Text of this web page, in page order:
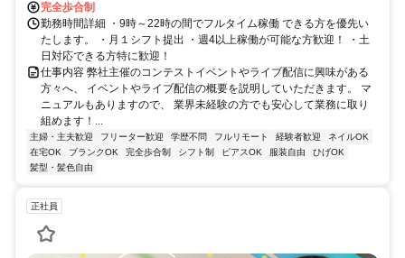
完全歩合制
勤務時間詳細 ・9時～22時の間でフルタイム稼働 できる方を優先い
たします。 ・月１シフト提出 ・週4以上稼働が可能な方歓迎！ ・土
日対応できる方特に歓迎！
仕事内容 弊社主催のコンテストイベントやライブ配信に興味がある
方々へ、 イベントやライブ配信の概要を説明していただきます。 マ
ニュアルもありますので、 業界未経験の方でも安心して業務に取り
組めます！...
主婦・主夫歓迎 フリーター歓迎 学歴不問 フルリモート 経験者歓迎
ネイルOK
在宅OK
ブランクOK 完全歩合制 シフト制 ピアスOK 服装自由
ひげOK
髪型・髪色自由
正社員